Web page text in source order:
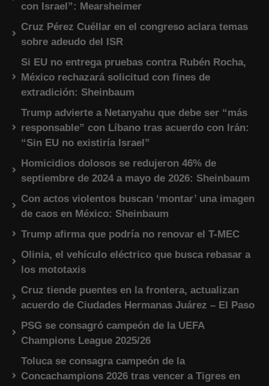
con Israel”: Mearsheimer
Cruz Pérez Cuéllar en el congreso aclara temas
sobre adeudo del ISR
Si EU no entrega pruebas contra Rubén Rocha,
México rechazará solicitud con fines de
extradición: Sheinbaum
Trump advierte a Netanyahu que debe ser “más
responsable” con Líbano tras acuerdo con Irán:
“Sin EU no existiría Israel”
Homicidios dolosos se redujeron 46% de
septiembre de 2024 a mayo de 2026: Sheinbaum
Con actos violentos buscan ‘montar’ una imagen
de caos en México: Sheinbaum
Trump afirma que podría no renovar el T-MEC
Olinia, el vehículo eléctrico que busca rebasar a
los mototaxis
Cruz tiende puentes en la frontera, actualizan
acuerdo de Ciudades Hermanas Juárez – El Paso
PSG se consagró campeón de la UEFA
Champions League 2025/26
Toluca se consagra campeón de la
Concachampions 2026 tras vencer a Tigres en